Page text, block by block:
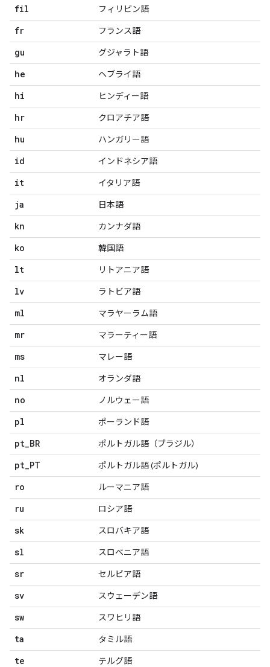
fil フィリピン語
fr フランス語
gu グジャラト語
he ヘブライ語
hi ヒンディー語
hr クロアチア語
hu ハンガリー語
id インドネシア語
it イタリア語
ja 日本語
kn カンナダ語
ko 韓国語
lt リトアニア語
lv ラトビア語
ml マラヤーラム語
mr マラーティー語
ms マレー語
nl オランダ語
no ノルウェー語
pl ポーランド語
pt BR ポルトガル語（ブラジル）
pt PT ポルトガル語 (ポルトガル)
ro ルーマニア語
ru ロシア語
sk スロバキア語
sl スロベニア語
sr セルビア語
sv スウェーデン語
sw スワヒリ語
ta タミル語
te テルグ語